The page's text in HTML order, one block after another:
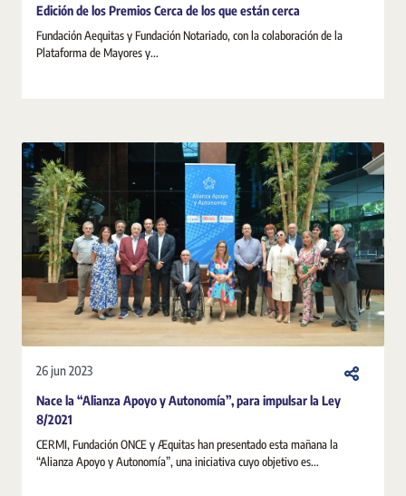
Edición de los Premios Cerca de los que están cerca
Fundación Aequitas y Fundación Notariado, con la colaboración de la
Plataforma de Mayores y...
26 jun 2023
Nace la “Alianza Apoyo y Autonomía”, para impulsar la Ley
8/2021
CERMI, Fundación ONCE y Æquitas han presentado esta mañana la
“Alianza Apoyo y Autonomía”, una iniciativa cuyo objetivo es...